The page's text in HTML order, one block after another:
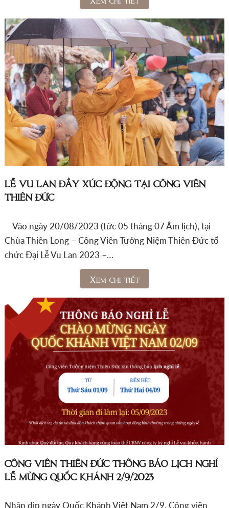
LỄ VU LAN ĐẦY XÚC ĐỘNG TẠI CÔNG VIÊN
THIÊN ĐỨC
Vào ngày 20/08/2023 (tức 05 tháng 07 Âm lịch), tại
Chùa Thiên Long – Công Viên Tưởng Niệm Thiên Đức tổ
chức Đại Lễ Vu Lan 2023 –…
Xem chi tiết
CÔNG VIÊN THIÊN ĐỨC THÔNG BÁO LỊCH NGHỈ
LỄ MỪNG QUỐC KHÁNH 2/9/2023
Nhân dịp ngày Quốc Khánh Việt Nam 2/9, Công viên